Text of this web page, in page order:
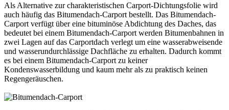
Als Alternative zur charakteristischen Carport-Dichtungsfolie wird
auch häufig das Bitumendach-Carport bestellt. Das Bitumendach-
Carport verfügt über eine bituminöse Abdichtung des Daches, das
bedeutet bei einem Bitumendach-Carport werden Bitumenbahnen in
zwei Lagen auf das Carportdach verlegt um eine wasserabweisende
und wasserundurchlässige Dachfläche zu erhalten. Dadurch kommt
es bei einem Bitumendach-Carport zu keiner
Kondenswasserbildung und kaum mehr als zu praktisch keinen
Regengeräuschen.